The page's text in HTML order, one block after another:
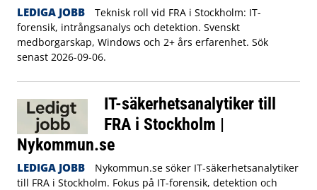
LEDIGA JOBB
Teknisk roll vid FRA i Stockholm: IT-
forensik, intrångsanalys och detektion. Svenskt
medborgarskap, Windows och 2+ års erfarenhet. Sök
senast 2026-09-06.
IT-säkerhetsanalytiker till
FRA i Stockholm |
Nykommun.se
LEDIGA JOBB
Nykommun.se söker IT-säkerhetsanalytiker
till FRA i Stockholm. Fokus på IT-forensik, detektion och